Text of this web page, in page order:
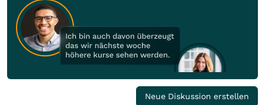
Neue Diskussion erstellen